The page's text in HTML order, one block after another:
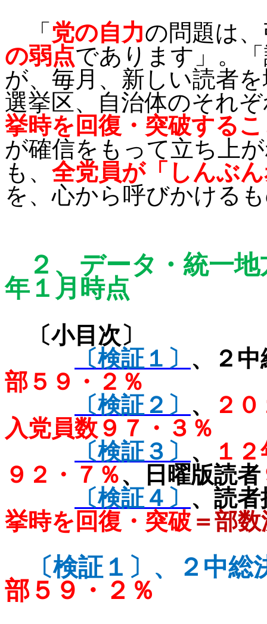
「 党の自力の問題は
の弱点であります 」。「
が、毎月、新しい読者
選挙区、自治体のそれ
挙時を回復・突破する
が確信をもって立ち上
も、 全党員が「しんぶ
を、心から呼びかける
２、 データ・統一
年１月時点
〔小目次〕
〔検証１〕 、
２
部５９・２％
〔検証２〕 、
２
入党員数９７・３％
〔検証３〕 、
１
９２・７％、日曜版読者
〔検証４〕 、 読
挙時を回復・突破 ＝部
〔検証１〕、
２中総
部５９・２％